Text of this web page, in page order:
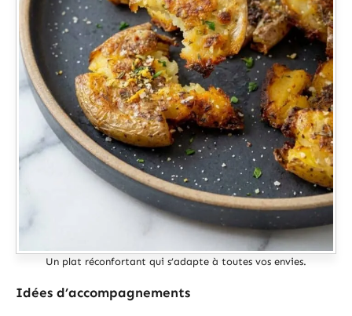
Un plat réconfortant qui s’adapte à toutes vos envies.
Idées d’accompagnements